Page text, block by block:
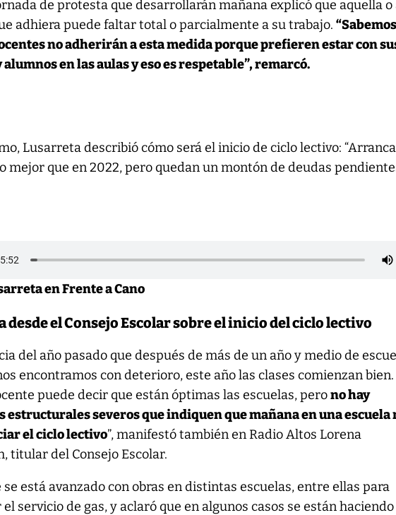
de protesta que desarrollarán mañana explicó que aquella o
adhiera puede faltar total o parcialmente a su trabajo.
no adherirán a esta medida porque prefieren estar con
en las aulas y eso es respetable”, remarcó.
Lusarreta describió cómo será el inicio de ciclo lectivo:
mejor que en 2022, pero quedan un montón de deudas
en Frente a Cano
desde el Consejo Escolar sobre el inicio del ciclo lectivo
del año pasado que después de más de un año y medio de
encontramos con deterioro, este año las clases comienzan bien.
puede decir que están óptimas las escuelas, perono hay
estructurales severos que indiquen que mañana en una escuela
el ciclo lectivo”, manifestó también en Radio Altos Lorena
titular del Consejo Escolar.
se está avanzado con obras en distintas escuelas, entre ellas para
servicio de gas, y aclaró que en algunos casos se están haciendo